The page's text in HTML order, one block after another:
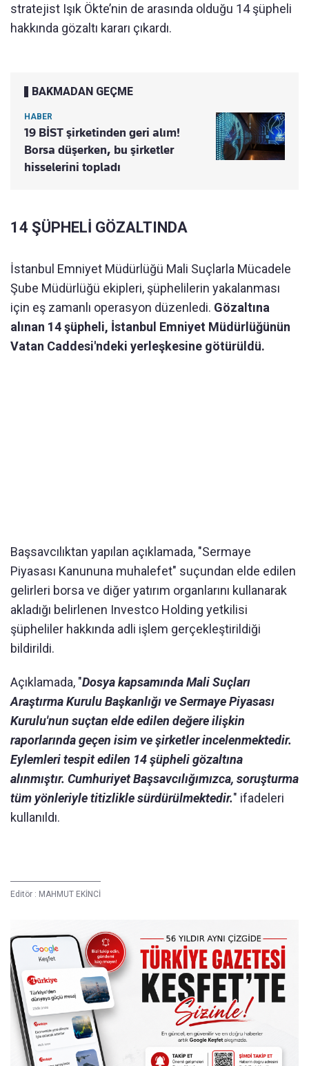
stratejist Işık Ökte’nin de arasında olduğu 14 şüpheli
hakkında gözaltı kararı çıkardı.
BAKMADAN GEÇME
HABER
19 BİST şirketinden geri alım!
Borsa düşerken, bu şirketler
hisselerini topladı
14 ŞÜPHELİ GÖZALTINDA
İstanbul Emniyet Müdürlüğü Mali Suçlarla Mücadele
Şube Müdürlüğü ekipleri, şüphelilerin yakalanması
için eş zamanlı operasyon düzenledi. Gözaltına
alınan 14 şüpheli, İstanbul Emniyet Müdürlüğünün
Vatan Caddesi'ndeki yerleşkesine götürüldü.
Başsavcılıktan yapılan açıklamada, "Sermaye
Piyasası Kanununa muhalefet" suçundan elde edilen
gelirleri borsa ve diğer yatırım organlarını kullanarak
akladığı belirlenen Investco Holding yetkilisi
şüpheliler hakkında adli işlem gerçekleştirildiği
bildirildi.
Açıklamada, "Dosya kapsamında Mali Suçları
Araştırma Kurulu Başkanlığı ve Sermaye Piyasası
Kurulu'nun suçtan elde edilen değere ilişkin
raporlarında geçen isim ve şirketler incelenmektedir.
Eylemleri tespit edilen 14 şüpheli gözaltına
alınmıştır. Cumhuriyet Başsavcılığımızca, soruşturma
tüm yönleriyle titizlikle sürdürülmektedir." ifadeleri
kullanıldı.
Editör : MAHMUT EKİNCİ